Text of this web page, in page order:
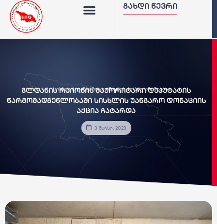
გახდი წევრი
სისხლის უანგარო დონაციის პოპულარიზაცია
გლდანის რაიონის მაჟორიტარი დეპუტატის
წარმომადგენლობაში სისხლის უანგარო დონაციის
აქცია ჩატარდა
3 მაისი, 2023